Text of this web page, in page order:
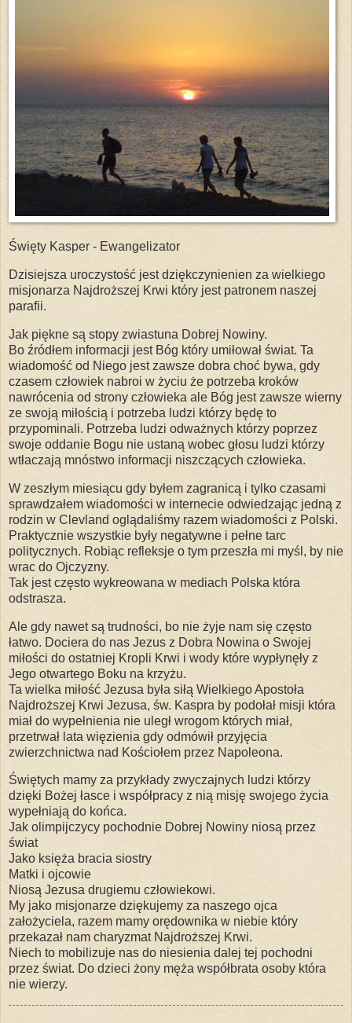
Święty Kasper - Ewangelizator
Dzisiejsza uroczystość jest dziękczynienien za wielkiego
misjonarza Najdroższej Krwi który jest patronem naszej
parafii.
Jak piękne są stopy zwiastuna Dobrej Nowiny.
Bo źródłem informacji jest Bóg który umiłował świat. Ta
wiadomość od Niego jest zawsze dobra choć bywa, gdy
czasem człowiek nabroi w życiu że potrzeba kroków
nawrócenia od strony człowieka ale Bóg jest zawsze wierny
ze swoją miłością i potrzeba ludzi którzy będę to
przypominali. Potrzeba ludzi odważnych którzy poprzez
swoje oddanie Bogu nie ustaną wobec głosu ludzi którzy
wtłaczają mnóstwo informacji niszczących człowieka.
W zeszłym miesiącu gdy byłem zagranicą i tylko czasami
sprawdzałem wiadomości w internecie odwiedzając jedną z
rodzin w Clevland oglądaliśmy razem wiadomości z Polski.
Praktycznie wszystkie były negatywne i pełne tarc
politycznych. Robiąc refleksje o tym przeszła mi myśl, by nie
wrac do Ojczyzny.
Tak jest często wykreowana w mediach Polska która
odstrasza.
Ale gdy nawet są trudności, bo nie żyje nam się często
łatwo. Dociera do nas Jezus z Dobra Nowina o Swojej
miłości do ostatniej Kropli Krwi i wody które wypłynęły z
Jego otwartego Boku na krzyżu.
Ta wielka miłość Jezusa była siłą Wielkiego Apostoła
Najdroższej Krwi Jezusa, św. Kaspra by podołał misji która
miał do wypełnienia nie uległ wrogom których miał,
przetrwał lata więzienia gdy odmówił przyjęcia
zwierzchnictwa nad Kościołem przez Napoleona.
Świętych mamy za przykłady zwyczajnych ludzi którzy
dzięki Bożej łasce i współpracy z nią misję swojego życia
wypełniają do końca.
Jak olimpijczycy pochodnie Dobrej Nowiny niosą przez
świat
Jako księża bracia siostry
Matki i ojcowie
Niosą Jezusa drugiemu człowiekowi.
My jako misjonarze dziękujemy za naszego ojca
założyciela, razem mamy orędownika w niebie który
przekazał nam charyzmat Najdroższej Krwi.
Niech to mobilizuje nas do niesienia dalej tej pochodni
przez świat. Do dzieci żony męża współbrata osoby która
nie wierzy.